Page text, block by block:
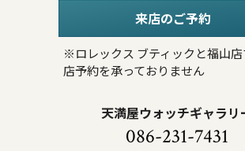
来店のご予約
※ロレックス ブティックと福山
店予約を承っておりません
天満屋ウォッチギャラリ
086-231-7431